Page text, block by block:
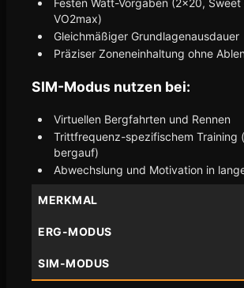
Festen Watt-Vorgaben (2×20, Sweet
VO2max)
Gleichmäßiger Grundlagenausdauer
Präziser Zoneneinhaltung ohne
SIM-Modus nutzen bei:
Virtuellen Bergfahrten und Rennen
Trittfrequenz-spezifischem Training
bergauf)
Abwechslung und Motivation in
MERKMAL
ERG-MODUS
SIM-MODUS